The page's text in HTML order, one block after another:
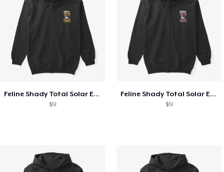
Feline Shady Total Solar Eclipse Texas
$51
Feline Shady Total Solar Eclipse Tijuana
$51